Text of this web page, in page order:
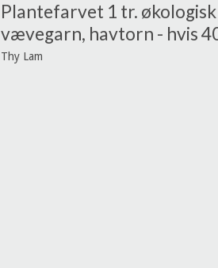
Plantefarvet 1 tr.
vævegarn, havtorn - hvis
Thy Lam